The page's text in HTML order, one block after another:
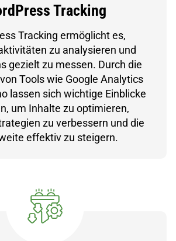
Tracking
Tracking ermöglicht es,
zu analysieren und
gezielt zu messen. Durch die
Tools wie Google Analytics
lassen sich wichtige Einblicke
um Inhalte zu optimieren,
zu verbessern und die
effektiv zu steigern.